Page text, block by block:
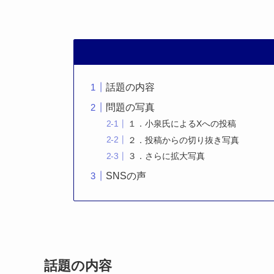
話題の内容
問題の写真
１．小泉氏によるXへの投稿
２．投稿からの切り抜き写真
３．さらに拡大写真
SNSの声
話題の内容